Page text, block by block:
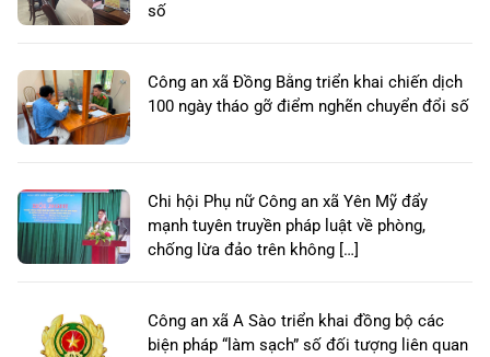
số
Công an xã Đồng Bằng triển khai chiến dịch
100 ngày tháo gỡ điểm nghẽn chuyển đổi số
Chi hội Phụ nữ Công an xã Yên Mỹ đẩy
mạnh tuyên truyền pháp luật về phòng,
chống lừa đảo trên không […]
Công an xã A Sào triển khai đồng bộ các
biện pháp “làm sạch” số đối tượng liên quan